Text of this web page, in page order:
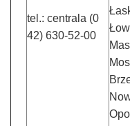
tel.: centrala (0
42) 630-52-00